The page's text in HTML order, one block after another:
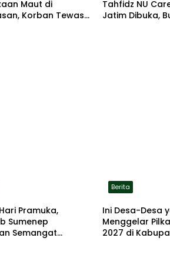
Maut di
Korban Tewas
Tahfidz NU
Jatim Dibuka,
Pramuka,
Sumenep
Semangat
Berita
Ini Desa-Desa
Menggelar
2027 di